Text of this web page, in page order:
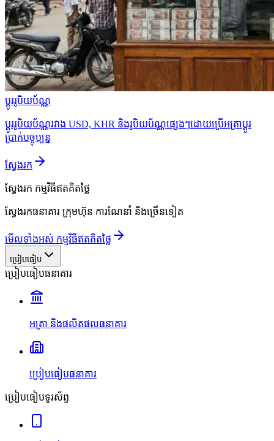
ប្ដូររូបិយប័ណ្ណ
ប្ដូររូបិយប័ណ្ណរវាង USD, KHR និងរូបិយប័ណ្ណផ្សេងៗដោយប្រើអត្រាប្ដូរ
ប្រាក់បច្ចុប្បន្ន
ស្វែងរក
ស្វែងរក កម្មវិធីឥតគិតថ្លៃ
ស្វែងរកធនាគារ ក្រុមហ៊ុន ការណែនាំ និងច្រើនទៀត
មើលទាំងអស់ កម្មវិធីឥតគិតថ្លៃ
ប្រៀបធៀប
ប្រៀបធៀបធនាគារ
អត្រា និងផលិតផលធនាគារ
ប្រៀបធៀបធនាគារ
ប្រៀបធៀបទូរស័ព្ទ